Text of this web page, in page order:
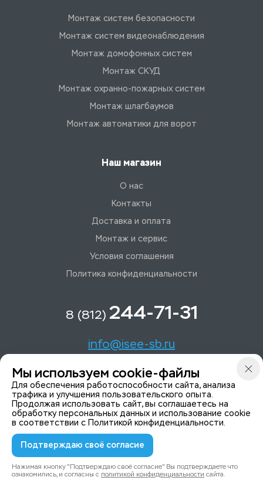
Монтаж систем безопасности
Монтаж систем видеонаблюдения
Монтаж домофонных систем
Монтаж СКУД
Монтаж охранно-пожарных систем
Монтаж шлагбаумов
Монтаж автоматики для ворот
Наш магазин
О нас
Контакты
Доставка и оплата
Монтаж и сервис
Условия соглашения
Политика конфиденциальности
8 (812) 244-71-31
info@isee-sb.ru
Светлановский пр-кт, д. 70, корп. 1
Мы в Telegam
© 2015-2026 ISeeYou - системы безопасности
Политика конфиденциальности
Мы используем cookie-файлы
Для обеспечения работоспособности сайта, анализа
трафика и улучшения пользовательского опыта.
Продолжая использовать сайт, вы соглашаетесь на
обработку персональных данных и использование cookie
в соответствии с Политикой конфиденциальности.
Подтверждаю своё согласие
Нажимая кнопку "Подтверждаю своё согласие" Вы подтверждаете что
ознакомились, и согласны с политикой конфиденциальности сайта.